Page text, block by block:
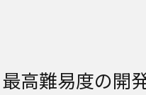
最高難易度の開